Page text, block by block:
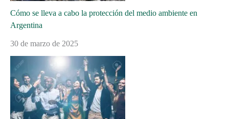
Cómo se lleva a cabo la protección del medio ambiente en
Argentina
30 de marzo de 2025